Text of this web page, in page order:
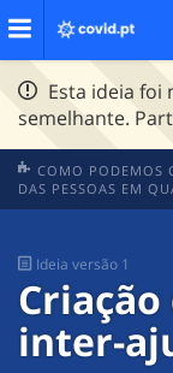
Esta ideia foi
semelhante.
COMO PODEMOS
DAS PESSOAS EM
Ideia versão 1
inter-